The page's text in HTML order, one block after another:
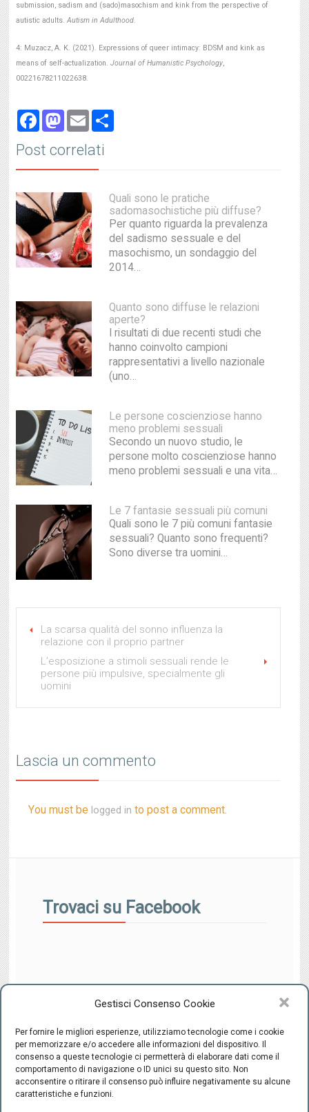
Gestisci Consenso Cookie
Per fornire le migliori esperienze, utilizziamo tecnologie come i cookie
per memorizzare e/o accedere alle informazioni del dispositivo. Il
consenso a queste tecnologie ci permetterà di elaborare dati come il
comportamento di navigazione o ID unici su questo sito. Non
acconsentire o ritirare il consenso può influire negativamente su alcune
caratteristiche e funzioni.
submission, sadism and (sado)masochism and kink from the perspective of
autistic adults.Autism in Adulthood.
4: Muzacz, A. K. (2021). Expressions of queer intimacy: BDSM and kink as
means of self-actualization.Journal of Humanistic Psychology,
00221678211022638.
Facebook
Mastodon
Email
Post correlati
Quali sono le pratiche
sadomasochistiche più diffuse?
Per quanto riguarda la prevalenza
del sadismo sessuale e del
masochismo, un sondaggio del
2014…
Quanto sono diffuse le relazioni
aperte?
I risultati di due recenti studi che
hanno coinvolto campioni
rappresentativi a livello nazionale
(uno…
Le persone coscienziose hanno
meno problemi sessuali
Secondo un nuovo studio, le
persone molto coscienziose hanno
meno problemi sessuali e una vita…
Le 7 fantasie sessuali più comuni
Quali sono le 7 più comuni fantasie
sessuali? Quanto sono frequenti?
Sono diverse tra uomini…
La scarsa qualità del sonno influenza la
relazione con il proprio partner
L’esposizione a stimoli sessuali rende le
persone più impulsive, specialmente gli
uomini
Lascia un commento
You must be logged in to post a comment.
Trovaci su Facebook
CENTRO INTEGRATO DI SESSUOLOGIA "il Ponte" - C.F.
94220800489 -Cookie Policy-Privacy